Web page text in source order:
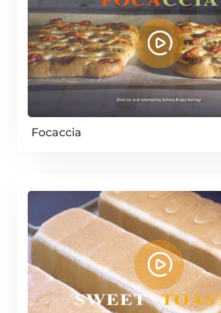
Focaccia